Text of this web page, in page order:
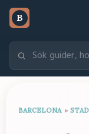
B
BARCELONA ▸